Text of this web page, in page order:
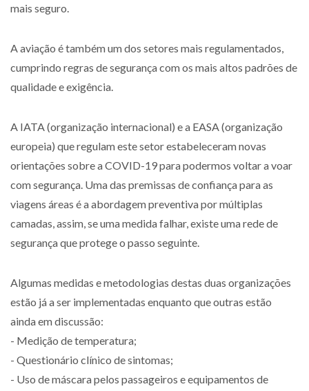
mais seguro.
A aviação é também um dos setores mais regulamentados,
cumprindo regras de segurança com os mais altos padrões de
qualidade e exigência.
A IATA (organização internacional) e a EASA (organização
europeia) que regulam este setor estabeleceram novas
orientações sobre a COVID-19 para podermos voltar a voar
com segurança. Uma das premissas de confiança para as
viagens áreas é a abordagem preventiva por múltiplas
camadas, assim, se uma medida falhar, existe uma rede de
segurança que protege o passo seguinte.
Algumas medidas e metodologias destas duas organizações
estão já a ser implementadas enquanto que outras estão
ainda em discussão:
- Medição de temperatura;
- Questionário clínico de sintomas;
- Uso de máscara pelos passageiros e equipamentos de